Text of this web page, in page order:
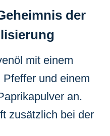
der
mit einem
und einem
an.
zusätzlich bei der